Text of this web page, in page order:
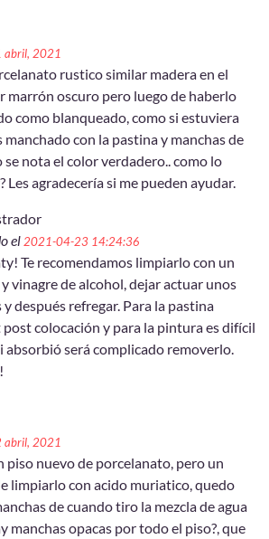
abril, 2021
rustico similar madera en el
marrón oscuro pero luego de haberlo
como blanqueado, como si estuviera
manchado con la pastina y manchas de
se nota el color verdadero.. como lo
Les agradecería si me pueden ayudar.
el 2021-04-23 14:24:36
Te recomendamos limpiarlo con un
vinagre de alcohol, dejar actuar unos
después refregar. Para la pastina
colocación y para la pintura es difícil
absorbió será complicado removerlo.
abril, 2021
piso nuevo de porcelanato, pero un
limpiarlo con acido muriatico, quedo
de cuando tiro la mezcla de agua
manchas opacas por todo el piso?, que